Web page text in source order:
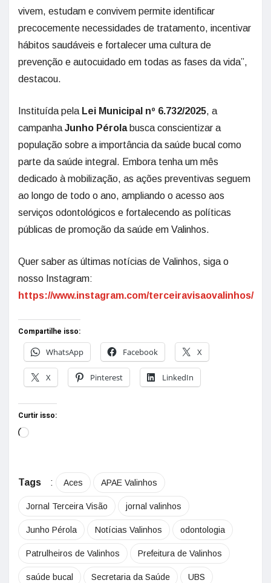
vivem, estudam e convivem permite identificar
precocemente necessidades de tratamento, incentivar
hábitos saudáveis e fortalecer uma cultura de
prevenção e autocuidado em todas as fases da vida”,
destacou.
Instituída pela Lei Municipal nº 6.732/2025, a
campanha Junho Pérolabusca conscientizar a
população sobre a importância da saúde bucal como
parte da saúde integral. Embora tenha um mês
dedicado à mobilização, as ações preventivas seguem
ao longo de todo o ano, ampliando o acesso aos
serviços odontológicos e fortalecendo as políticas
públicas de promoção da saúde em Valinhos.
Quer saber as últimas notícias de Valinhos, siga o
nosso Instagram:
https://www.instagram.com/terceiravisaovalinhos/
Compartilhe isso:
WhatsApp
Facebook X
X Pinterest LinkedIn
Curtir isso:
Tags : Aces APAE Valinhos
Jornal Terceira Visão jornal valinhos
Junho Pérola Notícias Valinhos odontologia
Patrulheiros de Valinhos Prefeitura de Valinhos
saúde bucal Secretaria da Saúde UBS